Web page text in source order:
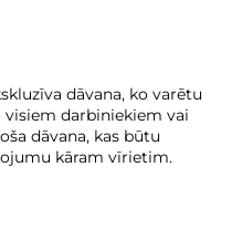
dāvana, ko varētu
visiem darbiniekiem vai
dāvana, kas būtu
kāram vīrietim.